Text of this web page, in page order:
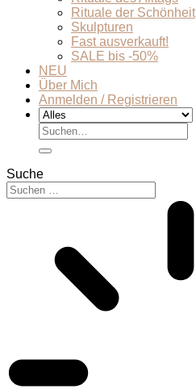
Rituale der Schönheit
Skulpturen
Fast ausverkauft!
SALE bis -50%
NEU
Über Mich
Anmelden / Registrieren
Suchen
nach:
Suche